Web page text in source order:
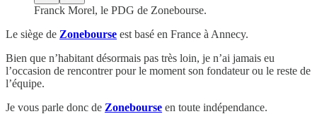
Franck Morel, le PDG de Zonebourse.
Le siège de Zonebourse est basé en France à Annecy.
Bien que n’habitant désormais pas très loin, je n’ai jamais eu
l’occasion de rencontrer pour le moment son fondateur ou le reste de
l’équipe.
Je vous parle donc de Zonebourse en toute indépendance.